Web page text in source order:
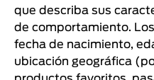
que describa sus
de comportamiento.
fecha de nacimiento,
ubicación geográfica